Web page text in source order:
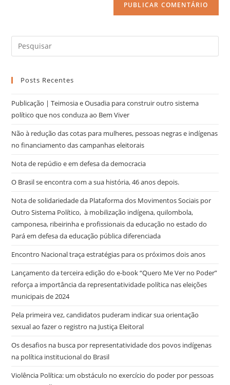
Posts Recentes
Publicação | Teimosia e Ousadia para construir outro sistema
político que nos conduza ao Bem Viver
Não à redução das cotas para mulheres, pessoas negras e indígenas
no financiamento das campanhas eleitorais
Nota de repúdio e em defesa da democracia
O Brasil se encontra com a sua história, 46 anos depois.
Nota de solidariedade da Plataforma dos Movimentos Sociais por
Outro Sistema Político, à mobilização indígena, quilombola,
camponesa, ribeirinha e profissionais da educação no estado do
Pará em defesa da educação pública diferenciada
Encontro Nacional traça estratégias para os próximos dois anos
Lançamento da terceira edição do e-book “Quero Me Ver no Poder”
reforça a importância da representatividade política nas eleições
municipais de 2024
Pela primeira vez, candidatos puderam indicar sua orientação
sexual ao fazer o registro na Justiça Eleitoral
Os desafios na busca por representatividade dos povos indígenas
na política institucional do Brasil
Violência Política: um obstáculo no exercício do poder por pessoas